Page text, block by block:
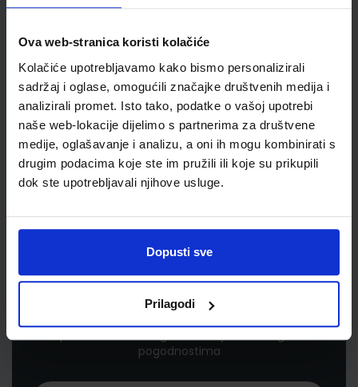
Ova web-stranica koristi kolačiće
Kolačiće upotrebljavamo kako bismo personalizirali
sadržaj i oglase, omogućili značajke društvenih medija i
analizirali promet. Isto tako, podatke o vašoj upotrebi
naše web-lokacije dijelimo s partnerima za društvene
medije, oglašavanje i analizu, a oni ih mogu kombinirati s
drugim podacima koje ste im pružili ili koje su prikupili
dok ste upotrebljavali njihove usluge.
Dopusti sve
Prilagodi
Vrsta školske knjige
Vrsta škole
3 STRUKOVNA
Reg br min
8183-DOM
Newsletter prijava
proizvodima i uslugama, akcijama i drugim
pogodnostima